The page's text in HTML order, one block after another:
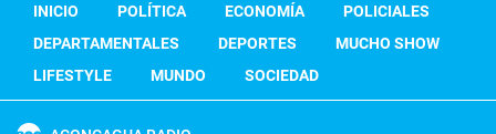
INICIO POLÍTICA ECONOMÍA
POLICIALES
DEPARTAMENTALES
DEPORTES
MUCHO SHOW
LIFESTYLE
MUNDO SOCIEDAD